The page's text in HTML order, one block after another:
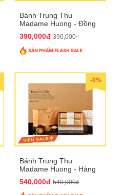
Bánh Trung Thu
Madame Huong - Đồng
390,000đ 390,000₫
-0%
Bánh Trung Thu
Madame Huong - Hàng
540,000đ 540,000₫